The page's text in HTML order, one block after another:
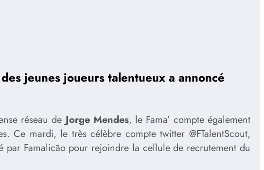
jeunes joueurs talentueux a annoncé
réseau de Jorge Mendes, le Fama’ compte également
Ce mardi, le très célèbre compte twitter @FTalentScout,
Famalicão pour rejoindre la cellule de recrutement du